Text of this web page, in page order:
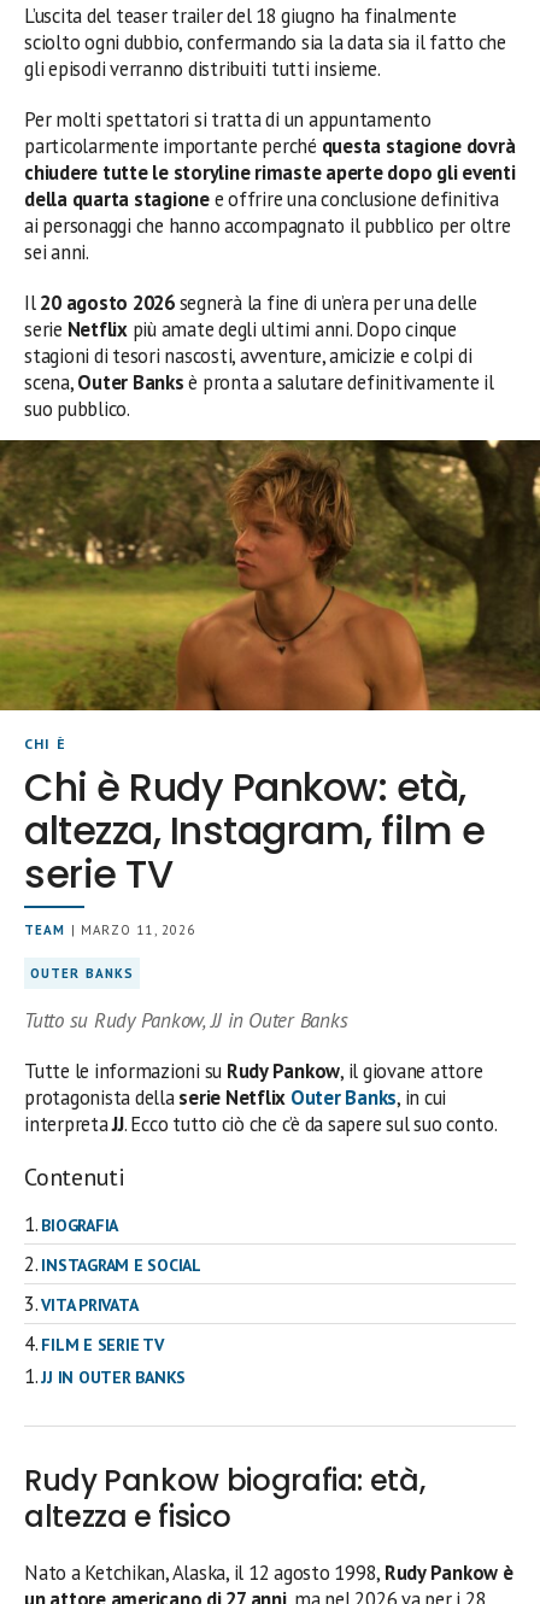
L’uscita del teaser trailer del 18 giugno ha finalmente
sciolto ogni dubbio, confermando sia la data sia il fatto che
gli episodi verranno distribuiti tutti insieme.
Per molti spettatori si tratta di un appuntamento
particolarmente importante perché questa stagione dovrà
chiudere tutte le storyline rimaste aperte dopo gli eventi
della quarta stagionee offrire una conclusione definitiva
ai personaggi che hanno accompagnato il pubblico per oltre
sei anni.
Il20 agosto 2026segnerà la fine di un’era per una delle
serie Netflixpiù amate degli ultimi anni. Dopo cinque
stagioni di tesori nascosti, avventure, amicizie e colpi di
scena,Outer Banksè pronta a salutare definitivamente il
suo pubblico.
CHI È
Chi è Rudy Pankow: età,
altezza, Instagram, film e
serie TV
TEAM | MARZO 11, 2026
OUTER BANKS
Tutto su Rudy Pankow, JJ in Outer Banks
Tutte le informazioni su Rudy Pankow, il giovane attore
protagonista dellaserie Netflix Outer Banks, in cui
interpretaJJ. Ecco tutto ciò che c’è da sapere sul suo conto.
Contenuti
BIOGRAFIA
INSTAGRAM E SOCIAL
VITA PRIVATA
FILM E SERIE TV
JJ IN OUTER BANKS
Rudy Pankow biografia: età,
altezza e fisico
Nato a Ketchikan, Alaska, il 12 agosto 1998, Rudy Pankow è
un attore americano di 27 anni, ma nel 2026 va per i 28.